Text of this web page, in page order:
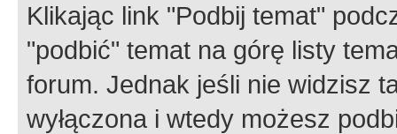
Klikając link "Podbij temat"
"podbić" temat na górę listy
forum. Jednak jeśli nie widzisz
wyłączona i wtedy możesz